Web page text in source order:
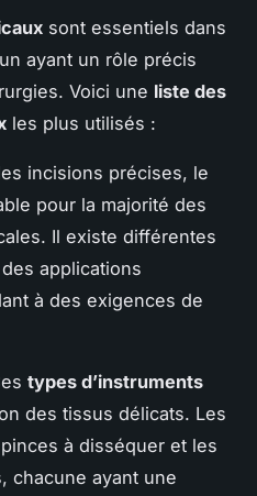
sont essentiels dans
ayant un rôle précis
Voici une liste des
les plus utilisés :
incisions précises, le
pour la majorité des
Il existe différentes
applications
à des exigences de
types d’instruments
des tissus délicats. Les
à disséquer et les
chacune ayant une